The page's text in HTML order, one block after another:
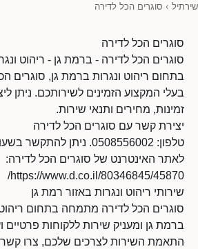
שירתיל › סוגרים הכל לדירה
סוגרים הכל לדירה
סוגרים הכל לדירה - ברמת גן - ריהוט
בתחום ריהוט ונגרות ברמת גן, סוגרים
בעלי המקצוע הזמינים לשירותכם. ניתן
זמינות, מחירים ותנאי שירות.
יצירת קשר עם סוגרים הכל לדירה
טלפון: 0508556002. ניתן להתקשר בשעות הפעילות.
לאתר האינטרנט של סוגרים הכל לדירה:
https://www.d.co.il/80346845/45870/
שירותי ריהוט ונגרות באזור רמת גן
סוגרים הכל לדירה מתמחה בתחום
ברמת גן ומעניק שירות ללקוחות פרטיים
התאמת השירות לצרכים שלכם, צרו